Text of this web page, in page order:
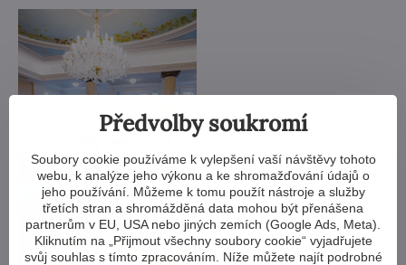
Předvolby soukromí
Soubory cookie používáme k vylepšení vaší návštěvy tohoto
webu, k analýze jeho výkonu a ke shromažďování údajů o
jeho používání. Můžeme k tomu použít nástroje a služby
třetích stran a shromážděná data mohou být přenášena
partnerům v EU, USA nebo jiných zemích (Google Ads, Meta).
Kliknutím na „Přijmout všechny soubory cookie“ vyjadřujete
svůj souhlas s tímto zpracováním. Níže můžete najít podrobné